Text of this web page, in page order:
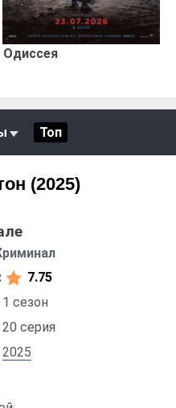
Одиссея
Топ
(2025)
7.75
1 сезон
20 серия
2025